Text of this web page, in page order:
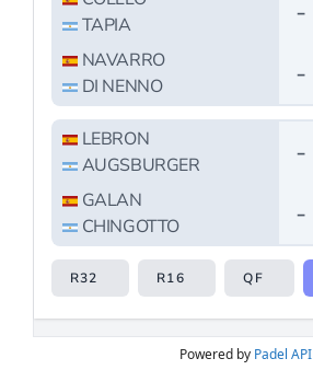
Powered by Padel API